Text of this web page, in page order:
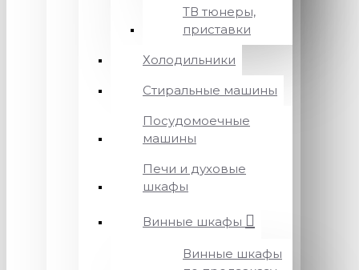
ТВ тюнеры,
приставки
Холодильники
Стиральные машины
Посудомоечные
машины
Печи и духовые
шкафы
Винные шкафы
Винные шкафы